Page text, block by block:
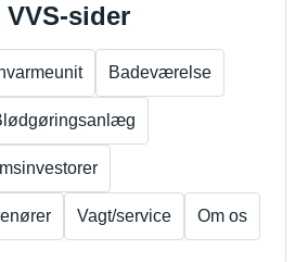
VVS-sider
Badeværelse
Vagt/service Om os